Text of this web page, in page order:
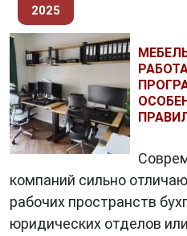
2025
компаний сильно
рабочих пространств
юридических отделов